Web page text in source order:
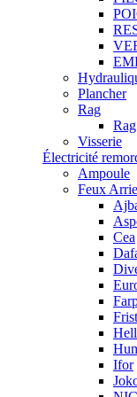
Plancher
Rag
Rag
Visserie
Électricité
Ampoule
Feux
Cea
Ifor